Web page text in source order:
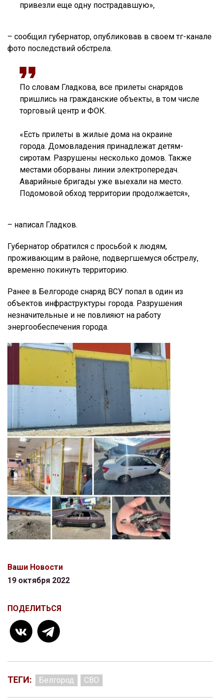
привезли еще одну пострадавшую»,
– сообщил губернатор, опубликовав в своем тг-канале
фото последствий обстрела.
По словам Гладкова, все прилеты снарядов
пришлись на гражданские объекты, в том числе
торговый центр и ФОК.
«Есть прилеты в жилые дома на окраине
города. Домовладения принадлежат детям-
сиротам. Разрушены несколько домов. Также
местами оборваны линии электропередач.
Аварийные бригады уже выехали на место.
Подомовой обход территории продолжается»,
– написал Гладков.
Губернатор обратился с просьбой к людям,
проживающим в районе, подвергшемуся обстрелу,
временно покинуть территорию.
Ранее в Белгороде снаряд ВСУ попал в один из
объектов инфраструктуры города. Разрушения
незначительные и не повлияют на работу
энергообеспечения города. ⠀
Ваши Новости
19 октября 2022
ПОДЕЛИТЬСЯ
ТЕГИ: Белгород СВО